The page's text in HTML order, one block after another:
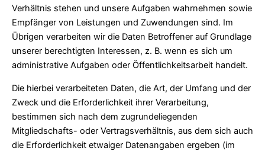
Verhältnis stehen und unsere Aufgaben wahrnehmen sowie
Empfänger von Leistungen und Zuwendungen sind. Im
Übrigen verarbeiten wir die Daten Betroffener auf Grundlage
unserer berechtigten Interessen, z. B. wenn es sich um
administrative Aufgaben oder Öffentlichkeitsarbeit handelt.
Die hierbei verarbeiteten Daten, die Art, der Umfang und der
Zweck und die Erforderlichkeit ihrer Verarbeitung,
bestimmen sich nach dem zugrundeliegenden
Mitgliedschafts- oder Vertragsverhältnis, aus dem sich auch
die Erforderlichkeit etwaiger Datenangaben ergeben (im